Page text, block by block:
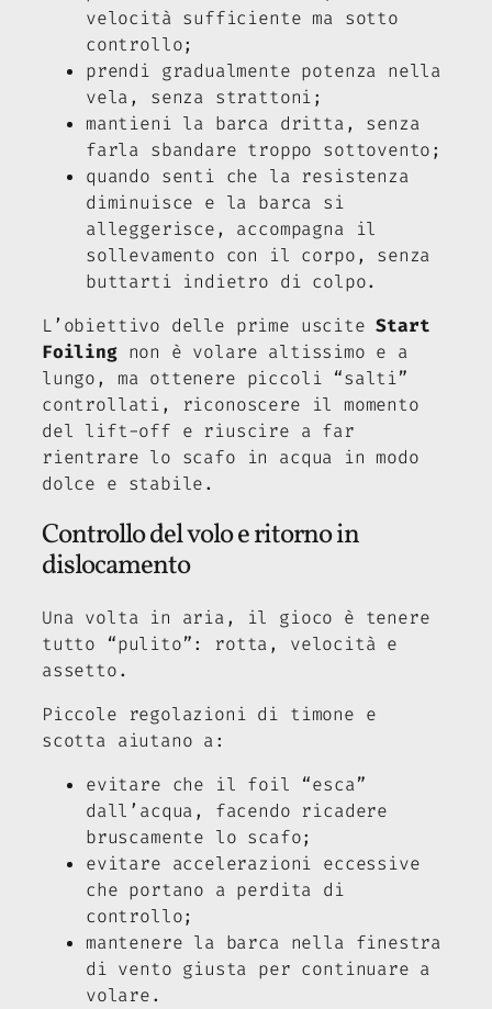
velocità sufficiente ma sotto
controllo;
prendi gradualmente potenza nella
vela, senza strattoni;
mantieni la barca dritta, senza
farla sbandare troppo sottovento;
quando senti che la resistenza
diminuisce e la barca si
alleggerisce, accompagna il
sollevamento con il corpo, senza
buttarti indietro di colpo.
L’obiettivo delle prime usciteStart
Foilingnon è volare altissimo e a
lungo, ma ottenere piccoli “salti”
controllati, riconoscere il momento
del lift-off e riuscire a far
rientrare lo scafo in acqua in modo
dolce e stabile.
Controllo del volo e ritorno in
dislocamento
Una volta in aria, il gioco è tenere
tutto “pulito”: rotta, velocità e
assetto.
Piccole regolazioni di timone e
scotta aiutano a:
evitare che il foil “esca”
dall’acqua, facendo ricadere
bruscamente lo scafo;
evitare accelerazioni eccessive
che portano a perdita di
controllo;
mantenere la barca nella finestra
di vento giusta per continuare a
volare.